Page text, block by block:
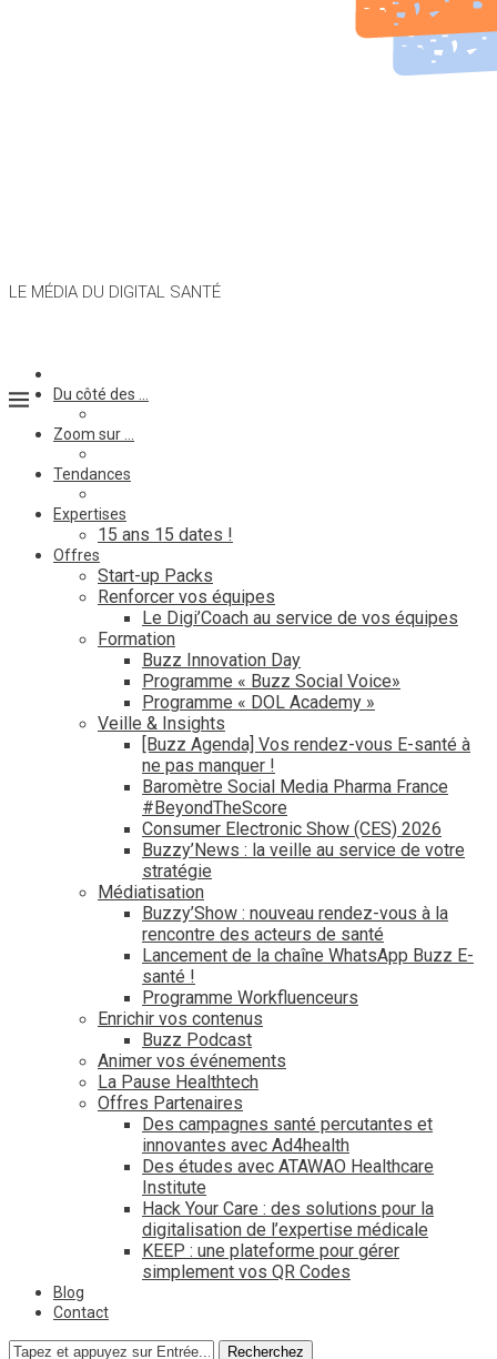
LE MÉDIA DU DIGITAL SANTÉ
Du côté des …
Zoom sur …
Tendances
Expertises
15 ans 15 dates !
Offres
Start-up Packs
Renforcer vos équipes
Le Digi’Coach au service de vos équipes
Formation
Buzz Innovation Day
Programme « Buzz Social Voice»
Programme « DOL Academy »
Veille & Insights
[Buzz Agenda] Vos rendez-vous E-santé à
ne pas manquer !
Baromètre Social Media Pharma France
#BeyondTheScore
Consumer Electronic Show (CES) 2026
Buzzy’News : la veille au service de votre
stratégie
Médiatisation
Buzzy’Show : nouveau rendez-vous à la
rencontre des acteurs de santé
Lancement de la chaîne WhatsApp Buzz E-
santé !
Programme Workfluenceurs
Enrichir vos contenus
Buzz Podcast
Animer vos événements
La Pause Healthtech
Offres Partenaires
Des campagnes santé percutantes et
innovantes avec Ad4health
Des études avec ATAWAO Healthcare
Institute
Hack Your Care : des solutions pour la
digitalisation de l’expertise médicale
KEEP : une plateforme pour gérer
simplement vos QR Codes
Blog
Contact
Recherchez